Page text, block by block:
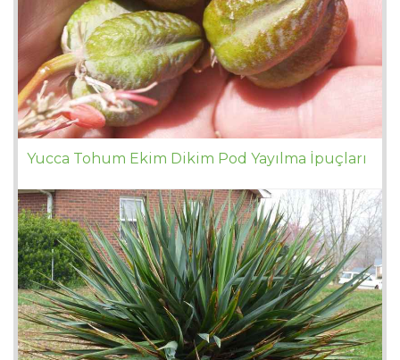
Yucca Tohum Ekim Dikim Pod Yayılma İpuçları